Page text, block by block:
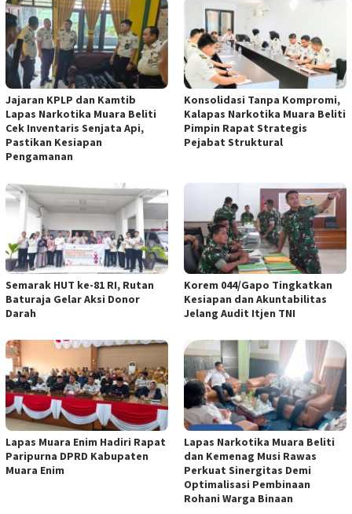
Jajaran KPLP dan Kamtib
Lapas Narkotika Muara Beliti
Cek Inventaris Senjata Api,
Pastikan Kesiapan
Pengamanan
Konsolidasi Tanpa Kompromi,
Kalapas Narkotika Muara Beliti
Pimpin Rapat Strategis
Pejabat Struktural
Semarak HUT ke-81 RI, Rutan
Baturaja Gelar Aksi Donor
Darah
Korem 044/Gapo Tingkatkan
Kesiapan dan Akuntabilitas
Jelang Audit Itjen TNI
Lapas Muara Enim Hadiri Rapat
Paripurna DPRD Kabupaten
Muara Enim
Lapas Narkotika Muara Beliti
dan Kemenag Musi Rawas
Perkuat Sinergitas Demi
Optimalisasi Pembinaan
Rohani Warga Binaan